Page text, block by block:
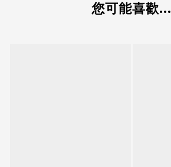
您可能喜歡...